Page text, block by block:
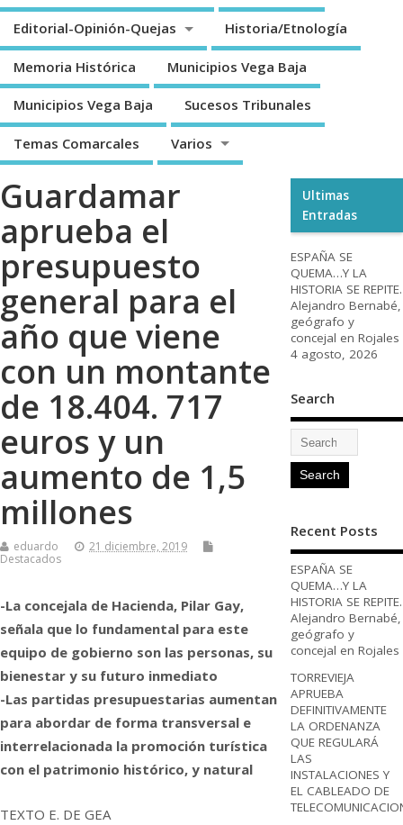
Editorial-Opinión-Quejas Historia/Etnología
Memoria Histórica Municipios Vega Baja
Municipios Vega Baja Sucesos Tribunales
Temas Comarcales Varios
Guardamar
aprueba el
presupuesto
general para el
año que viene
con un montante
de 18.404. 717
euros y un
aumento de 1,5
millones
eduardo
21 diciembre, 2019
Destacados
-La concejala de Hacienda, Pilar Gay,
señala que lo fundamental para este
equipo de gobierno son las personas, su
bienestar y su futuro inmediato
-Las partidas presupuestarias aumentan
para abordar de forma transversal e
interrelacionada la promoción turística
con el patrimonio histórico, y natural
TEXTO E. DE GEA
Ultimas
Entradas
ESPAÑA SE
QUEMA…Y LA
HISTORIA SE REPITE.
Alejandro Bernabé,
geógrafo y
concejal en Rojales
4 agosto, 2026
Search
Recent Posts
ESPAÑA SE
QUEMA…Y LA
HISTORIA SE REPITE.
Alejandro Bernabé,
geógrafo y
concejal en Rojales
TORREVIEJA
APRUEBA
DEFINITIVAMENTE
LA ORDENANZA
QUE REGULARÁ
LAS
INSTALACIONES Y
EL CABLEADO DE